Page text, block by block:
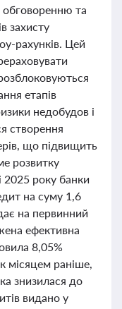
обговоренню та
захисту
рахунків. Цей
етапів
недобудов і
створення
що підвищить
розвитку
2025 року банки
на суму 1,6
на первинний
ефективна
8,05%
місяцем раніше,
знизилася до
видано у